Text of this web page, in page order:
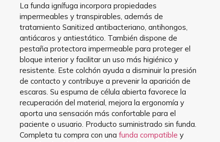
La funda ignífuga incorpora propiedades
impermeables y transpirables, además de
tratamiento Sanitized antibacteriano, antihongos,
antiácaros y antiestático. También dispone de
pestaña protectora impermeable para proteger el
bloque interior y facilitar un uso más higiénico y
resistente. Este colchón ayuda a disminuir la presión
de contacto y contribuye a prevenir la aparición de
escaras. Su espuma de célula abierta favorece la
recuperación del material, mejora la ergonomía y
aporta una sensación más confortable para el
paciente o usuario. Producto suministrado sin funda.
Completa tu compra con una funda compatible y